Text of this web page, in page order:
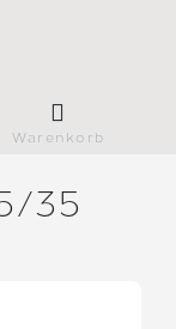
Warenkorb
35